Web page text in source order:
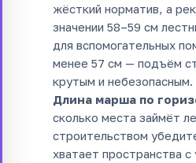
жёсткий норматив, а
значении 58–59 см
для вспомогательных
менее 57 см — подъём
крутым и небезопасным.
Длина марша по
сколько места займёт
строительством
хватает пространства